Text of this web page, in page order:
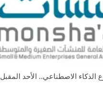
الاصطناعي.. الأحد المقبل